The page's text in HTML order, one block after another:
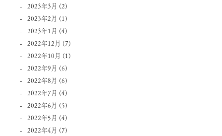
2023年3月 (2)
2023年2月 (1)
2023年1月 (4)
2022年12月 (7)
2022年10月 (1)
2022年9月 (6)
2022年8月 (6)
2022年7月 (4)
2022年6月 (5)
2022年5月 (4)
2022年4月 (7)